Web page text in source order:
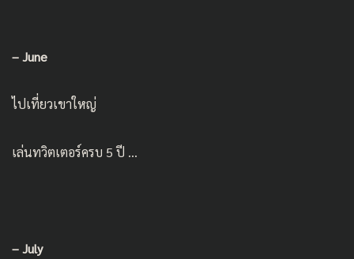
– June
ไปเที่ยวเขาใหญ่
เล่นทวิตเตอร์ครบ 5 ปี …
– July